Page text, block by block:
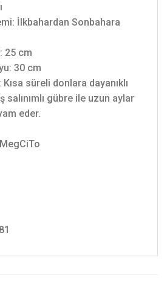
İlkbahardan Sonbahara
25 cm
30 cm
Kısa süreli donlara dayanıklı
salınımlı gübre ile uzun aylar
eder.
81